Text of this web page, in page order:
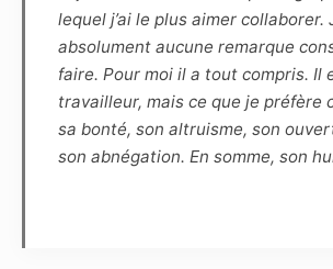
temps ou de quantité, tandis que la
définition, marquée par le
être diffusée sur Internet dans le
cercle privé et familial, ou de la
personnelle du modèle, dans un
commercial.
lequel j’ai le plus aimer collaborer.
absolument aucune remarque
faire. Pour moi il a tout compris. Il
travailleur, mais ce que je préfère
sa bonté, son altruisme, son
son abnégation. En somme, son